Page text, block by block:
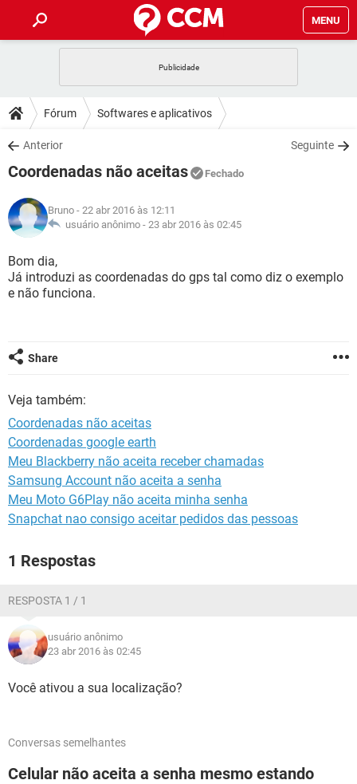
MENU
CELULAR FACEBOOK
OUTLOOK
INSTAGRAM GMAIL
GUIA DE COMPRAS
DICAS
JOGOS WHATSAPP
INSTAGRAM
GUIA DE COMPRAS
DOWNLOADS
JOGOS WHATSAPP
CELULAR
OUTLOOK EXCEL
INSTAGRAM
GUIA DE COMPRAS
JOGOS
CELULAR
OUTLOOK
INSTAGRAM
GLOSSÁRIO
JOGOS
CELULAR FACEBOOK
GUIA DE COMPRAS
Fórum Softwares e aplicativos
Anterior Seguinte
Coordenadas não aceitas Fechado
Bruno - 22 abr 2016 às 12:11
usuário anônimo - 23 abr 2016 às 02:45
Bom dia,
Já introduzi as coordenadas do gps tal como diz o exemplo
e não funciona.
Share
Veja também:
Coordenadas não aceitas
Coordenadas google earth
Meu Blackberry não aceita receber chamadas
Samsung Account não aceita a senha
Meu Moto G6Play não aceita minha senha
Snapchat nao consigo aceitar pedidos das pessoas
1 Respostas
RESPOSTA 1 / 1
usuário anônimo
23 abr 2016 às 02:45
Você ativou a sua localização?
Conversas semelhantes
Celular não aceita a senha mesmo estando